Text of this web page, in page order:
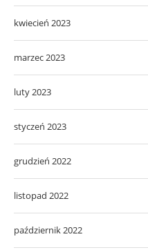
kwiecień 2023
marzec 2023
luty 2023
styczeń 2023
grudzień 2022
listopad 2022
październik 2022